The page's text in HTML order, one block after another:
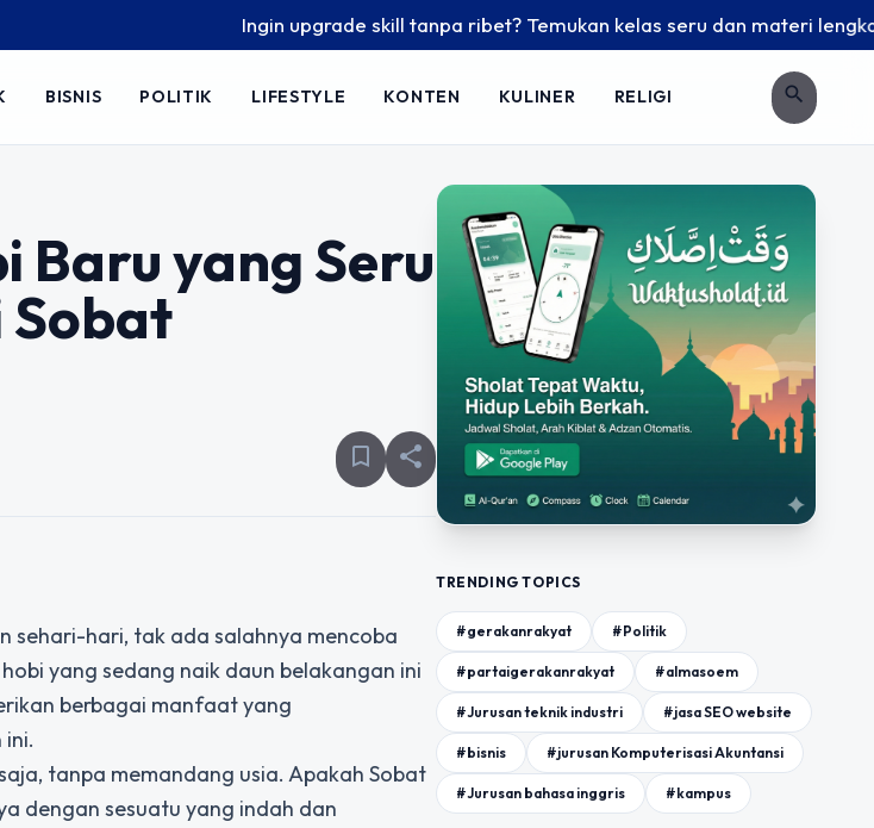
Ingin upgrade skill tanpa ribet? Temukan kelas seru dan materi lengkap
BISNIS POLITIK LIFESTYLE KONTEN KULINER RELIGI search
Baru yang Seru
Sobat
bookmark_border share
sehari-hari, tak ada salahnya mencoba
yang sedang naik daun belakangan ini
berbagai manfaat yang
tanpa memandang usia. Apakah Sobat
dengan sesuatu yang indah dan
TRENDING TOPICS
#gerakanrakyat #Politik
#partaigerakanrakyat #almasoem
#Jurusan teknik industri #jasa SEO website
#bisnis #jurusan Komputerisasi Akuntansi
#Jurusan bahasa inggris #kampus